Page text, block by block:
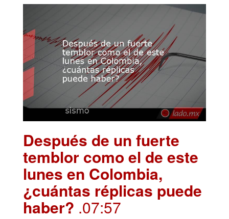
Después de un fuerte
temblor como el de este
lunes en Colombia,
¿cuántas réplicas puede
haber? .07:57